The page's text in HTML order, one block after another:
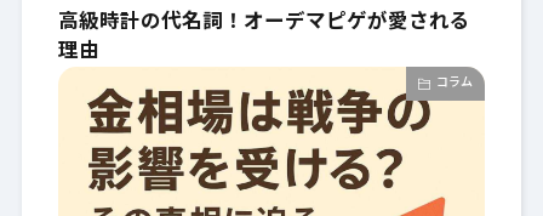
高級時計の代名詞！オーデマピゲが愛される
理由
コラム